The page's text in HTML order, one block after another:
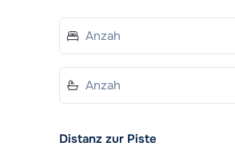
Distanz zur Piste